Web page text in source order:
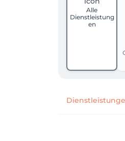
Alle
Dienstleistung
en